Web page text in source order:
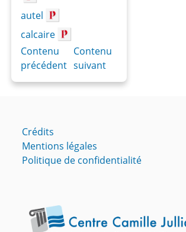
autel
calcaire
Contenu
précédent
Contenu
suivant
Crédits
Mentions légales
Politique de confidentialité